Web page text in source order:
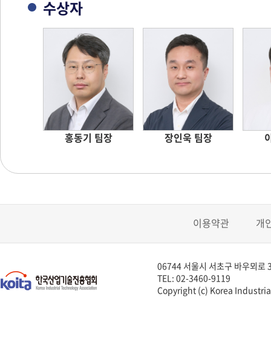
수상자
홍동기 팀장 장인욱 팀장
이용약관 개
06744 서울시 서초구 바우뫼로
TEL: 02-3460-9119
Copyright (c) Korea